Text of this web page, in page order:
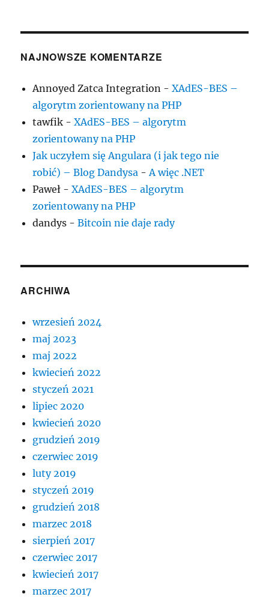
NAJNOWSZE KOMENTARZE
Annoyed Zatca Integration -XAdES-BES –
algorytm zorientowany na PHP
tawfik -XAdES-BES – algorytm
zorientowany na PHP
Jak uczyłem się Angulara (i jak tego nie
robić) – Blog Dandysa -A więc .NET
Paweł -XAdES-BES – algorytm
zorientowany na PHP
dandys -Bitcoin nie daje rady
ARCHIWA
wrzesień 2024
maj 2023
maj 2022
kwiecień 2022
styczeń 2021
lipiec 2020
kwiecień 2020
grudzień 2019
czerwiec 2019
luty 2019
styczeń 2019
grudzień 2018
marzec 2018
sierpień 2017
czerwiec 2017
kwiecień 2017
marzec 2017